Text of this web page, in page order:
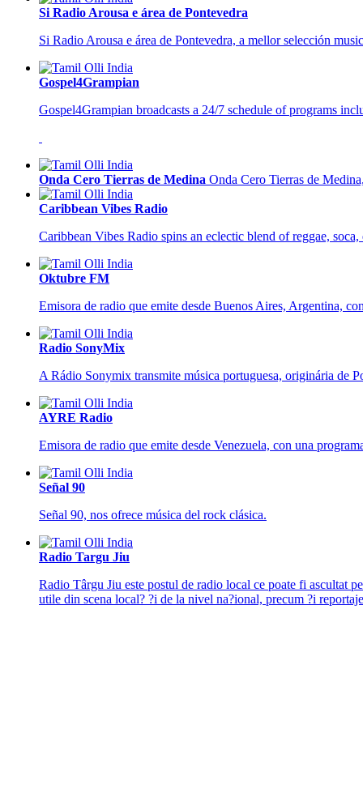
Si Radio Arousa e área de Pontevedra
Si Radio Arousa e área de Pontevedra, a mellor selección
Gospel4Grampian
Gospel4Grampian broadcasts a 24/7 schedule of programs
Onda Cero Tierras de Medina Onda Cero Tierras de
Caribbean Vibes Radio
Caribbean Vibes Radio spins an eclectic blend of reggae,
Oktubre FM
Emisora de radio que emite desde Buenos Aires, Argentina,
Radio SonyMix
A Rádio Sonymix transmite música portuguesa, originária de
AYRE Radio
Emisora de radio que emite desde Venezuela, con una
Señal 90
Señal 90, nos ofrece música del rock clásica.
Radio Targu Jiu
Radio Târgu Jiu este postul de radio local ce poate fi ascultat
utile din scena local? ?i de la nivel na?ional, precum ?i